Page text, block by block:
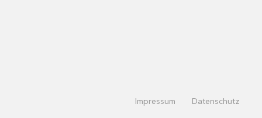
Impressum Datenschutz